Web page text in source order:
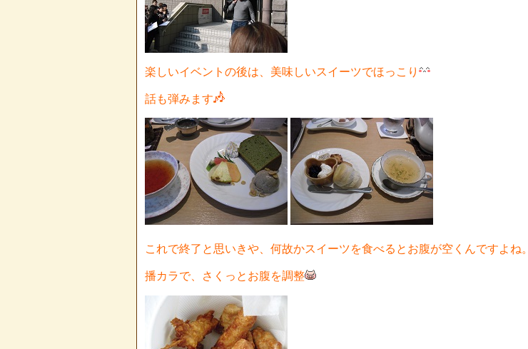
楽しいイベントの後は、美味しいスイーツでほっこり
話も弾みます
これで終了と思いきや、何故かスイーツを食べるとお腹が空くんですよね。
播カラで、さくっとお腹を調整